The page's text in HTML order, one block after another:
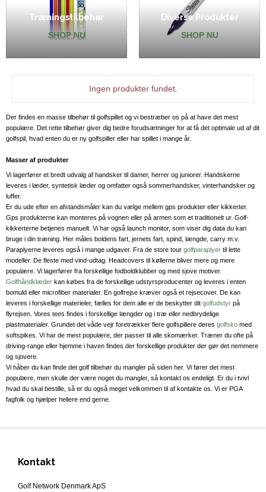
Træningstilbehør
SHOP NU
Diverse Produkter
SHOP NU
Ingen produkter fundet.
Der findes en masse tilbehør til golfspillet og vi bestræber os på at have det mest
populære. Det rette tilbehør giver dig bedre forudsætninger for at få det optimale ud af dit
golfspil, hvad enten du er ny golfspiller eller har spillet i mange år.
Masser af produkter
Vi lagerfører et bredt udvalg af handsker til damer, herrer og juniorer. Handskerne
leveres i læder, syntetisk læder og omfatter også sommerhandsker, vinterhandsker og
luffer.
Er du ude efter en afstandsmåler kan du vælge mellem gps produkter eller kikkerter.
Gps produkterne kan monteres på vognen eller på armen som et traditionelt ur. Golf-
kikkerterne betjenes manuelt. Vi har også launch monitor, som viser dig data du kan
bruge i din træning. Her måles boldens fart, jernets fart, spind, længde, carry m.v.
Paraplyerne leveres også i mange udgaver. Fra de store tour golfparaplyer til lette
modeller. De fleste med vind-udtag. Headcovers til køllerne bliver mere og mere
populære. Vi lagerfører fra forskellige fodboldklubber og med sjove motiver.
Golfhåndklæder kan købes fra de forskellige udstyrsproducenter og leveres i enten
bomuld eller microfiber materialer. En golfrejse kræver også et rejsecover. De kan
leveres i forskellige materieler, fælles for dem alle er de beskytter dit golfudstyr på
flyrejsen. Vores tees findes i forskellige længder og i træ eller nedbrydelige
plastmaterialer. Grundet det våde vejr foretrækker flere golfspillere deres golfsko med
softspikes. Vi har de mest populære, der passer til alle skomærker. Træner du ofte på
driving-range eller hjemme i haven findes der forskellige produkter der gør det nemmere
og sjovere.
Vi håber du kan finde det golf tilbehør du mangler på siden her. Vi fører det mest
populære, men skulle der være noget du mangler, så kontakt os endeligt. Er du i tvivl
hvad du skal bestille, så er du også meget velkommen til af kontakte os. Vi er PGA
fagfolk og hjælper hellere end gerne.
Kontakt
Golf Network Denmark ApS